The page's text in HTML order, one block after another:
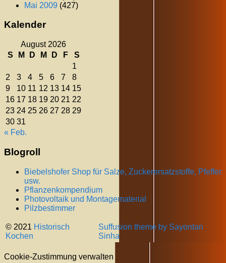
Mai 2009 (427)
Kalender
August 2026
S
M D M D F
S
1
2
3 4 5 6 7
8
9
10 11 12 13 14 15
16 17 18 19 20 21 22
23 24 25 26 27 28 29
30 31
« Feb.
Blogroll
Biebelshofer Shop für Salze, Zuckerersatzstoffe, Pfeffer
usw.
Pflanzenkompendium
Photovoltaik und Montagematerial
Pilzbestimmer
© 2021 Historisch
Kochen
Suffusion theme by Sayontan
Sinha
Cookie-Zustimmung verwalten